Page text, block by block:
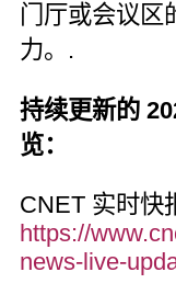
门厅或会议区
力。.
持续更新的
览：
CNET 实时快
https://
news-live-